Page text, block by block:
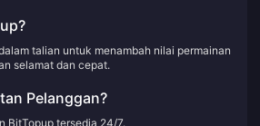
talian untuk menambah nilai permainan
selamat dan cepat.
Pelanggan?
BitTopup tersedia 24/7.